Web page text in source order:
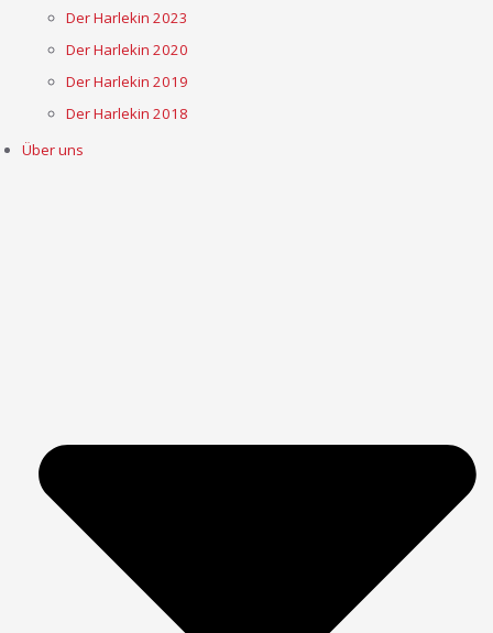
Der Harlekin 2023
Der Harlekin 2020
Der Harlekin 2019
Der Harlekin 2018
Über uns